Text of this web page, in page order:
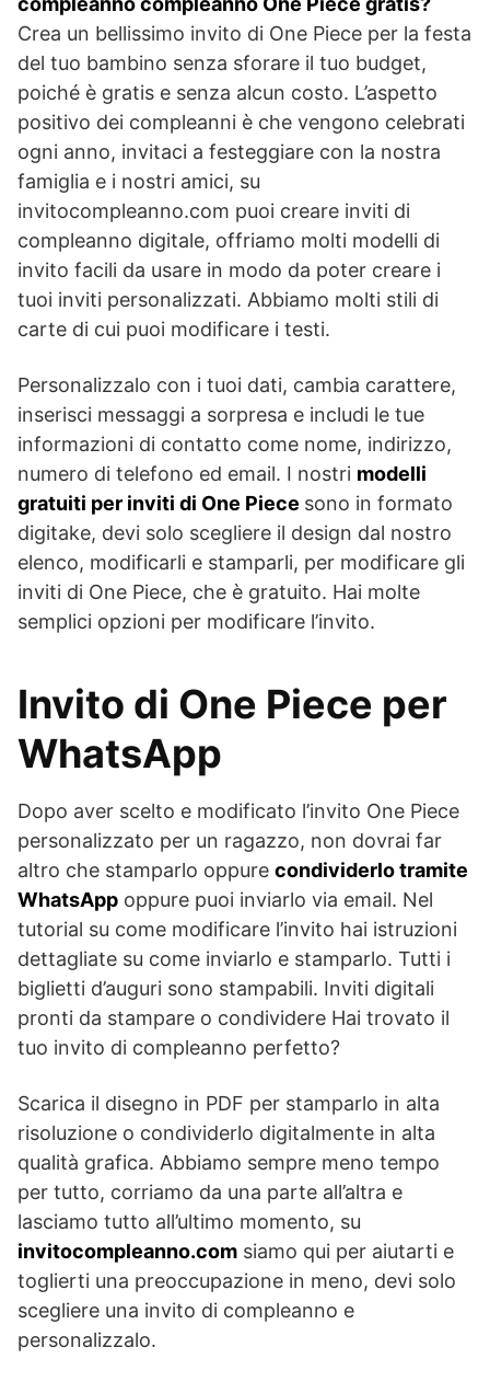
Crea un bellissimo invito di One Piece per la festa
del tuo bambino senza sforare il tuo budget,
poiché è gratis e senza alcun costo. L’aspetto
positivo dei compleanni è che vengono celebrati
ogni anno, invitaci a festeggiare con la nostra
famiglia e i nostri amici, su
invitocompleanno.com puoi creare inviti di
compleanno digitale, offriamo molti modelli di
invito facili da usare in modo da poter creare i
tuoi inviti personalizzati. Abbiamo molti stili di
carte di cui puoi modificare i testi.
Personalizzalo con i tuoi dati, cambia carattere,
inserisci messaggi a sorpresa e includi le tue
informazioni di contatto come nome, indirizzo,
numero di telefono ed email. I nostri modelli
gratuiti per inviti di One Piece sono in formato
digitake, devi solo scegliere il design dal nostro
elenco, modificarli e stamparli, per modificare gli
inviti di One Piece, che è gratuito. Hai molte
semplici opzioni per modificare l’invito.
Invito di One Piece per
WhatsApp
Dopo aver scelto e modificato l’invito One Piece
personalizzato per un ragazzo, non dovrai far
altro che stamparlo oppure condividerlo tramite
WhatsApp oppure puoi inviarlo via email. Nel
tutorial su come modificare l’invito hai istruzioni
dettagliate su come inviarlo e stamparlo. Tutti i
biglietti d’auguri sono stampabili. Inviti digitali
pronti da stampare o condividere Hai trovato il
tuo invito di compleanno perfetto?
Scarica il disegno in PDF per stamparlo in alta
risoluzione o condividerlo digitalmente in alta
qualità grafica. Abbiamo sempre meno tempo
per tutto, corriamo da una parte all’altra e
lasciamo tutto all’ultimo momento, su
invitocompleanno.com siamo qui per aiutarti e
toglierti una preoccupazione in meno, devi solo
scegliere una invito di compleanno e
personalizzalo.